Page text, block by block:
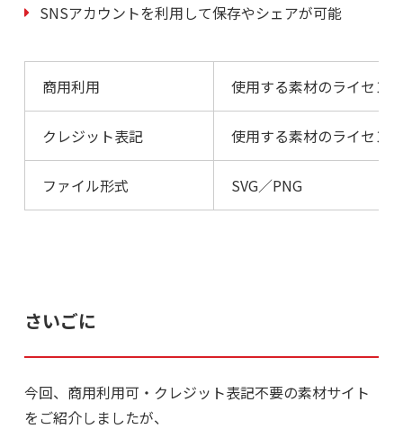
SNSアカウントを利用して保存やシェアが可能
商用利用 使用する素材のライセン
クレジット表記 使用する素材のライセン
ファイル形式 SVG／PNG
さいごに
今回、商用利用可・クレジット表記不要の素材サイト
をご紹介しましたが、